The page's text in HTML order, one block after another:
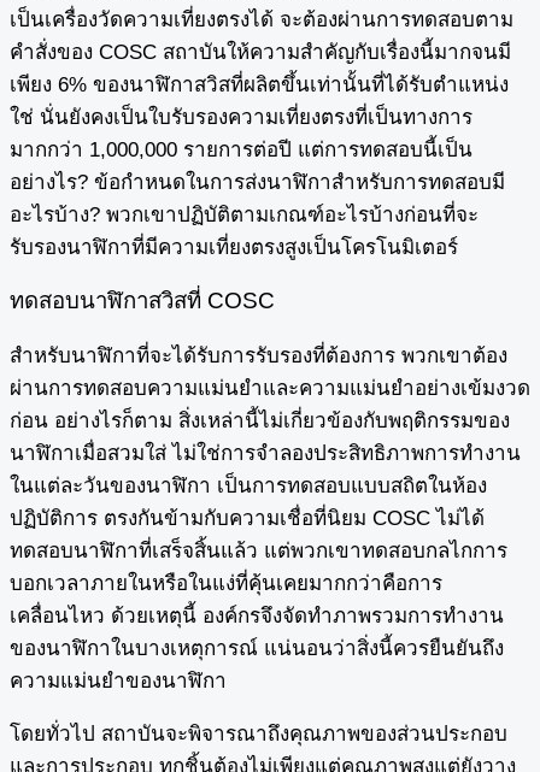
เป็นเครื่องวัดความเที่ยงตรงได้ จะต้องผ่านการทดสอบตาม
คำสั่งของ COSC สถาบันให้ความสำคัญกับเรื่องนี้มากจนมี
เพียง 6% ของนาฬิกาสวิสที่ผลิตขึ้นเท่านั้นที่ได้รับตำแหน่ง
ใช่ นั่นยังคงเป็นใบรับรองความเที่ยงตรงที่เป็นทางการ
มากกว่า 1,000,000 รายการต่อปี แต่การทดสอบนี้เป็น
อย่างไร? ข้อกำหนดในการส่งนาฬิกาสำหรับการทดสอบมี
อะไรบ้าง? พวกเขาปฏิบัติตามเกณฑ์อะไรบ้างก่อนที่จะ
รับรองนาฬิกาที่มีความเที่ยงตรงสูงเป็นโครโนมิเตอร์
ทดสอบนาฬิกาสวิสที่ COSC
สำหรับนาฬิกาที่จะได้รับการรับรองที่ต้องการ พวกเขาต้อง
ผ่านการทดสอบความแม่นยำและความแม่นยำอย่างเข้มงวด
ก่อน อย่างไรก็ตาม สิ่งเหล่านี้ไม่เกี่ยวข้องกับพฤติกรรมของ
นาฬิกาเมื่อสวมใส่ ไม่ใช่การจำลองประสิทธิภาพการทำงาน
ในแต่ละวันของนาฬิกา เป็นการทดสอบแบบสถิตในห้อง
ปฏิบัติการ ตรงกันข้ามกับความเชื่อที่นิยม COSC ไม่ได้
ทดสอบนาฬิกาที่เสร็จสิ้นแล้ว แต่พวกเขาทดสอบกลไกการ
บอกเวลาภายในหรือในแง่ที่คุ้นเคยมากกว่าคือการ
เคลื่อนไหว ด้วยเหตุนี้ องค์กรจึงจัดทำภาพรวมการทำงาน
ของนาฬิกาในบางเหตุการณ์ แน่นอนว่าสิ่งนี้ควรยืนยันถึง
ความแม่นยำของนาฬิกา
โดยทั่วไป สถาบันจะพิจารณาถึงคุณภาพของส่วนประกอบ
และการประกอบ ทุกชิ้นต้องไม่เพียงแต่คุณภาพสูงแต่ยังวาง